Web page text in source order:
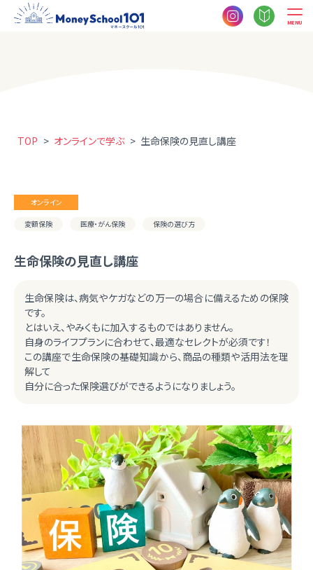
MENU
TOP > オンラインで学ぶ > 生命保険の見直し講座
オンライン
変額保険 医療・がん保険 保険の選び方
生命保険の見直し講座
生命保険は、病気やケガなどの万一の場合に備えるための保険
です。
とはいえ、やみくもに加入するものではありません。
自身のライフプランに合わせて、最適なセレクトが必須です！
この講座で生命保険の基礎知識から、商品の種類や活用法を理
解して
自分に合った保険選びができるようになりましょう。